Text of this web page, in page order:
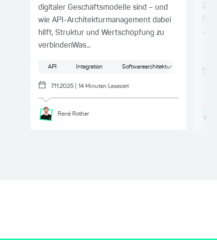
digitaler Geschäftsmodelle sind – und
wie API-Architekturmanagement dabei
hilft, Struktur und Wertschöpfung zu
verbindenWas...
API Integration Softwarearchitektur
7.11.2025 14 Minuten Lesezeit
René Rother
Zeit